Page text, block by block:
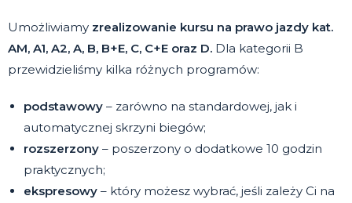
Umożliwiamy zrealizowanie kursu na prawo jazdy kat.
AM, A1, A2, A, B, B+E, C, C+E oraz D. Dla kategorii B
przewidzieliśmy kilka różnych programów:
podstawowy – zarówno na standardowej, jak i
automatycznej skrzyni biegów;
rozszerzony – poszerzony o dodatkowe 10 godzin
praktycznych;
ekspresowy – który możesz wybrać, jeśli zależy Ci na